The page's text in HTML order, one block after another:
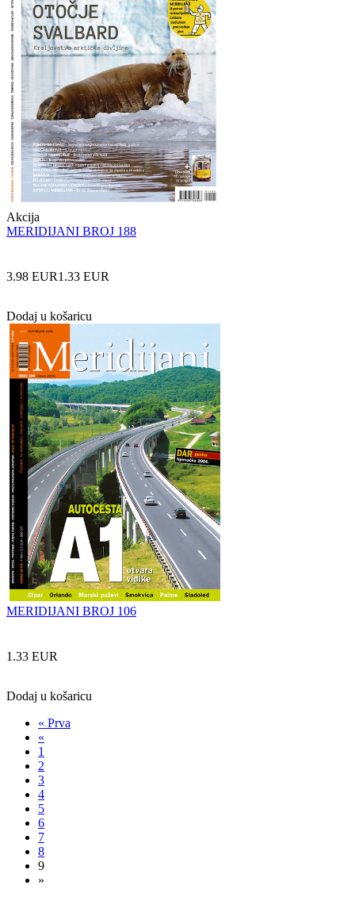
Akcija
MERIDIJANI BROJ 188
3.98 EUR1.33 EUR
Dodaj u košaricu
MERIDIJANI BROJ 106
1.33 EUR
Dodaj u košaricu
« Prva
«
1
2
3
4
5
6
7
8
9
»